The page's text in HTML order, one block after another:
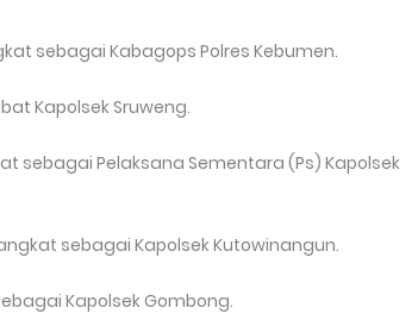
sebagai Kabagops Polres Kebumen.
Kapolsek Sruweng.
sebagai Pelaksana Sementara (Ps) Kapolsek
sebagai Kapolsek Kutowinangun.
Kapolsek Gombong.